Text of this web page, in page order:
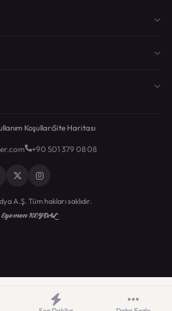
KoşullarıSite Haritası
+90 501 379 08 08
A.Ş. Tüm hakları saklıdır.
Egemen KEYDAL